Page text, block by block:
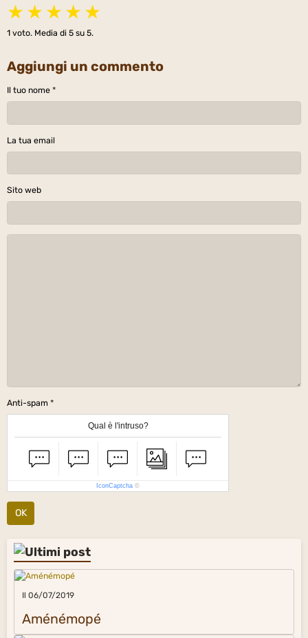
★ ★ ★ ★ ★
1 voto. Media di 5 su 5.
Aggiungi un commento
Il tuo nome
La tua email
Sito web
Anti-spam
Qual è l'intruso?
IconCaptcha ©
OK
Il 06/07/2019
Aménémopé